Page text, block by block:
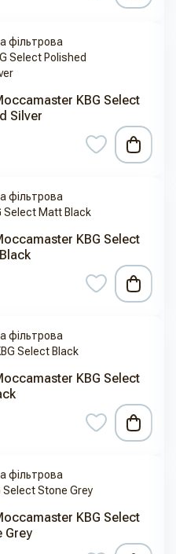
KBG Select
Silver
KBG Select
KBG Select
KBG Select
Grey